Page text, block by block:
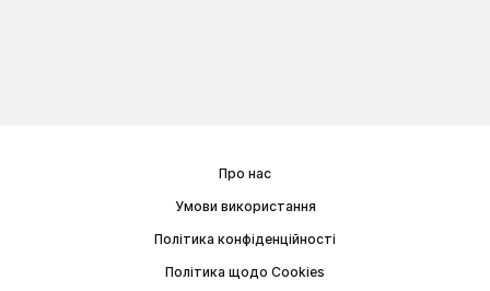
Про нас
Умови використання
Політика конфіденційності
Політика щодо Cookies